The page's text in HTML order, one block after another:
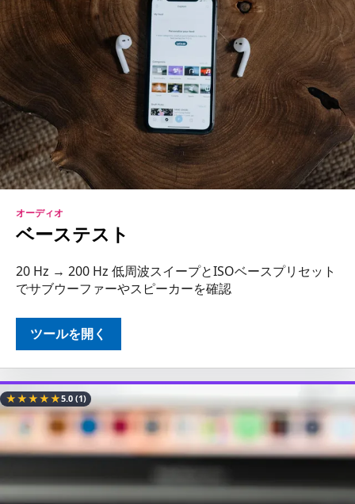
オーディオ
ベーステスト
20 Hz → 200 Hz 低周波スイープとISOベースプリセット
でサブウーファーやスピーカーを確認
ツールを開く
★★★★★5.0(1)